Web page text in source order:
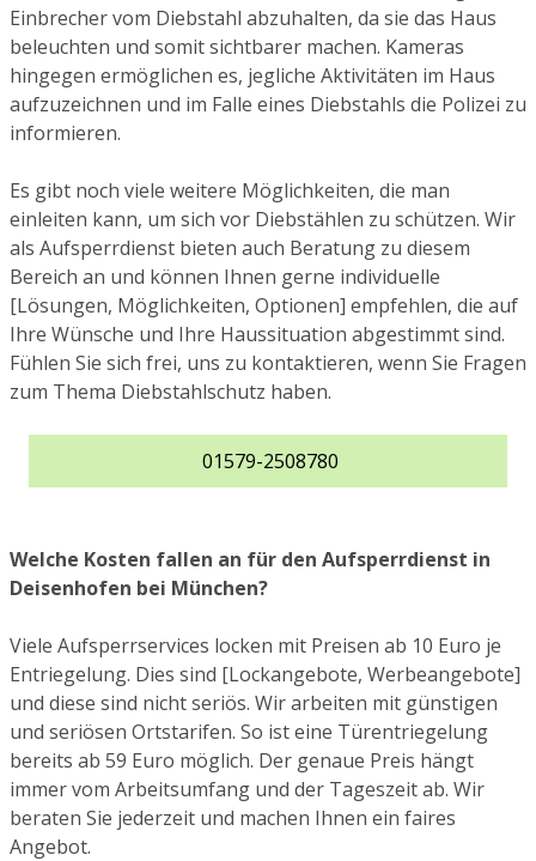
Einbrecher vom Diebstahl abzuhalten, da sie das Haus
beleuchten und somit sichtbarer machen. Kameras
hingegen ermöglichen es, jegliche Aktivitäten im Haus
aufzuzeichnen und im Falle eines Diebstahls die Polizei zu
informieren.
Es gibt noch viele weitere Möglichkeiten, die man
einleiten kann, um sich vor Diebstählen zu schützen. Wir
als Aufsperrdienst bieten auch Beratung zu diesem
Bereich an und können Ihnen gerne individuelle
[Lösungen, Möglichkeiten, Optionen] empfehlen, die auf
Ihre Wünsche und Ihre Haussituation abgestimmt sind.
Fühlen Sie sich frei, uns zu kontaktieren, wenn Sie Fragen
zum Thema Diebstahlschutz haben.
01579-2508780
Welche Kosten fallen an für den Aufsperrdienst in
Deisenhofen bei München?
Viele Aufsperrservices locken mit Preisen ab 10 Euro je
Entriegelung. Dies sind [Lockangebote, Werbeangebote]
und diese sind nicht seriös. Wir arbeiten mit günstigen
und seriösen Ortstarifen. So ist eine Türentriegelung
bereits ab 59 Euro möglich. Der genaue Preis hängt
immer vom Arbeitsumfang und der Tageszeit ab. Wir
beraten Sie jederzeit und machen Ihnen ein faires
Angebot.